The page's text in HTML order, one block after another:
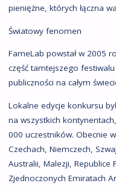
pieniężne, których łączna
Światowy fenomen
FameLab powstał w 2005
część tamtejszego
publiczności na całym
Lokalne edycje konkursu
na wszystkich
000 uczestników. Obecnie
Czechach, Niemczech,
Australii, Malezji, Republice
Zjednoczonych Emiratach